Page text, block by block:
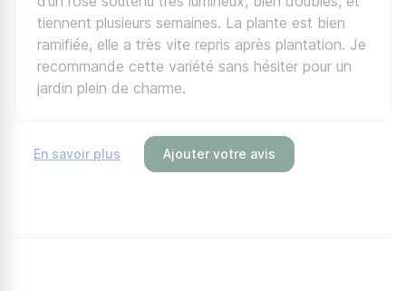
Points forts
Très grandes fleurs :jusqu'à 7 cm de diamètre,
doubles, parmi les plus généreuses du genre.
jours, près d'une terrasse ou d'une fenêtre
tiennent plusieurs semaines. La plante est bien
ramifiée, elle a très vite repris après plantation. Je
recommande cette variété sans hésiter pour un
jardin plein de charme.
En savoir plus Ajouter votre avis